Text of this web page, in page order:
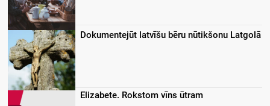
Dokumentejūt latvīšu bēru nūtikšonu Latgolā
Elizabete. Rokstom vīns ūtram